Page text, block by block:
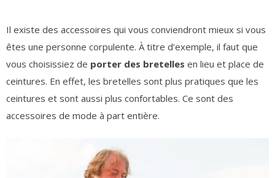
Il existe des accessoires qui vous conviendront mieux si vous
êtes une personne corpulente. À titre d’exemple, il faut que
vous choisissiez de porter des bretelles en lieu et place de
ceintures. En effet, les bretelles sont plus pratiques que les
ceintures et sont aussi plus confortables. Ce sont des
accessoires de mode à part entière.